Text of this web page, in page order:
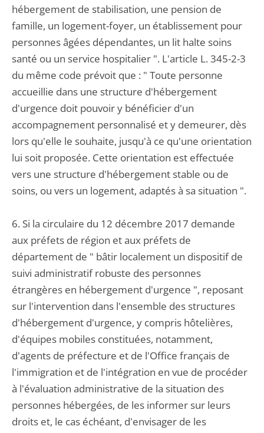
hébergement de stabilisation, une pension de
famille, un logement-foyer, un établissement pour
personnes âgées dépendantes, un lit halte soins
santé ou un service hospitalier ". L'article L. 345-2-3
du même code prévoit que : " Toute personne
accueillie dans une structure d'hébergement
d'urgence doit pouvoir y bénéficier d'un
accompagnement personnalisé et y demeurer, dès
lors qu'elle le souhaite, jusqu'à ce qu'une orientation
lui soit proposée. Cette orientation est effectuée
vers une structure d'hébergement stable ou de
soins, ou vers un logement, adaptés à sa situation ".
6. Si la circulaire du 12 décembre 2017 demande
aux préfets de région et aux préfets de
département de " bâtir localement un dispositif de
suivi administratif robuste des personnes
étrangères en hébergement d'urgence ", reposant
sur l'intervention dans l'ensemble des structures
d'hébergement d'urgence, y compris hôtelières,
d'équipes mobiles constituées, notamment,
d'agents de préfecture et de l'Office français de
l'immigration et de l'intégration en vue de procéder
à l'évaluation administrative de la situation des
personnes hébergées, de les informer sur leurs
droits et, le cas échéant, d'envisager de les